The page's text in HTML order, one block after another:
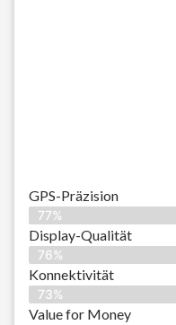
GPS-Präzision
77%
Display-Qualität
76%
Konnektivität
73%
Value for Money